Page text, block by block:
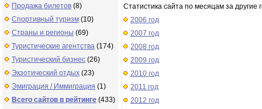
Продажа билетов (8)
Спортивный туризм (10)
Страны и регионы (69)
Туристические агентства (174)
Туристический бизнес (26)
Экзотический отдых (23)
Эмиграция / Иммиграция (1)
Всего сайтов в рейтинге (433)
Статистика сайта по месяцам за другие
2006 год
2007 год
2008 год
2009 год
2010 год
2011 год
2012 год